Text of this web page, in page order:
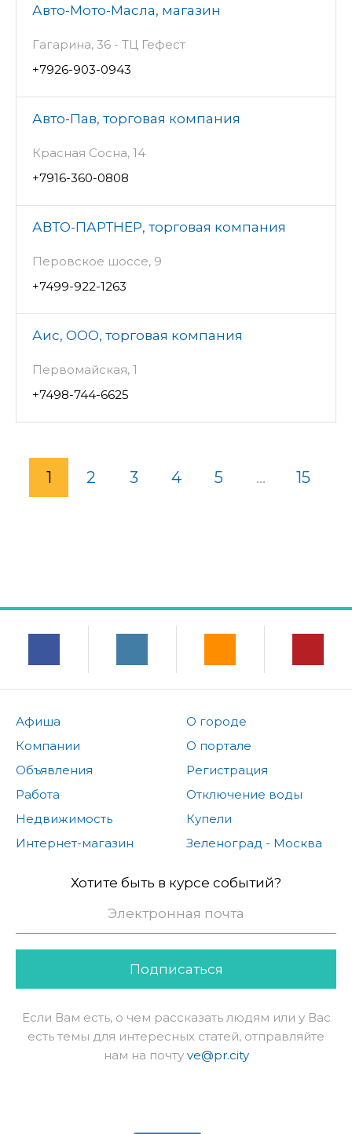
Авто-Мото-Масла, магазин
Гагарина, 36 - ТЦ Гефест
+7926-903-0943
Авто-Пав, торговая компания
Красная Сосна, 14
+7916-360-0808
АВТО-ПАРТНЕР, торговая компания
Перовское шоссе, 9
+7499-922-1263
Аис, ООО, торговая компания
Первомайская, 1
+7498-744-6625
1 2 3 4 5 ... 15
Афиша
Компании
Объявления
Работа
Недвижимость
Интернет-магазин
О городе
О портале
Регистрация
Отключение воды
Купели
Зеленоград - Москва
Хотите быть в курсе событий?
Подписаться
Если Вам есть, о чем рассказать людям или у Вас
есть темы для интересных статей, отправляйте
нам на почту ve@pr.city